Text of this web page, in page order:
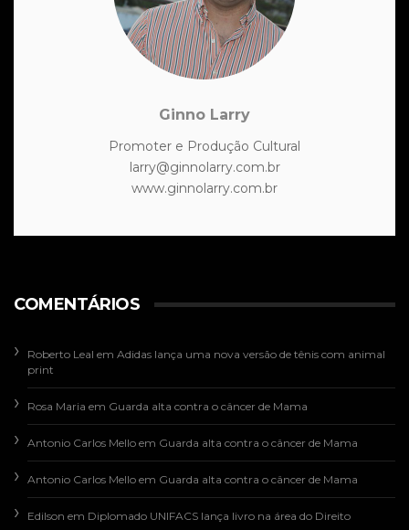
Ginno Larry
Promoter e Produção Cultural
larry@ginnolarry.com.br
www.ginnolarry.com.br
COMENTÁRIOS
Roberto Leal em Adidas lança uma nova versão de tênis com animal
print
Rosa Maria em Guarda alta contra o câncer de Mama
Antonio Carlos Mello em Guarda alta contra o câncer de Mama
Antonio Carlos Mello em Guarda alta contra o câncer de Mama
Edilson em Diplomado UNIFACS lança livro na área do Direito